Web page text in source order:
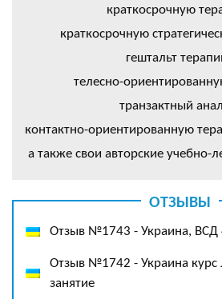
краткосрочную
краткосрочную
гештальт
телесно-
транзактный
контактно-ориентированную
а также свои авторские учебно-
ОТЗЫВЫ
Отзыв №1743 - Украина, ВСД
Отзыв №1742 - Украина курс
занятие